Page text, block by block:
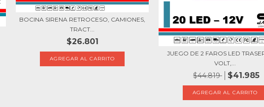
BOCINA SIRENA RETROCESO, CAMIONES,
TRACT...
$26.801
JUEGO DE 2 FAROS LED
VOLT,...
$44.819 $41.985